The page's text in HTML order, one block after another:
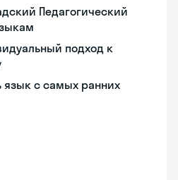
Педагогический
подход к
язык с самых ранних